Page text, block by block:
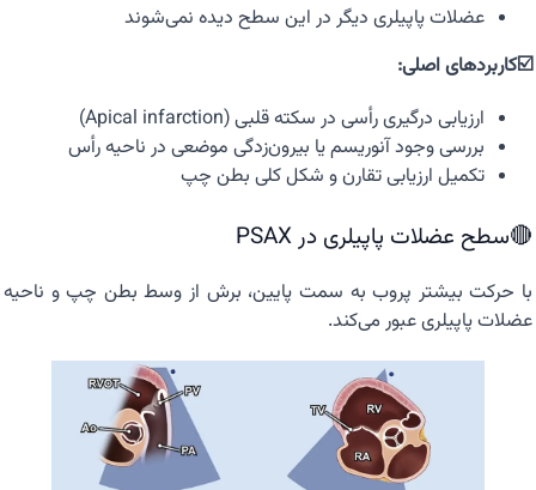
عضلات پاپیلری دیگر در این سطح دیده نمی‌شوند
☑️کاربردهای اصلی:
ارزیابی درگیری رأسی در سکته قلبی (Apical infarction)
بررسی وجود آنوریسم یا بیرون‌زدگی موضعی در ناحیه رأس
تکمیل ارزیابی تقارن و شکل کلی بطن چپ
🔴سطح عضلات پاپیلری در PSAX
با حرکت بیشتر پروب به سمت پایین، برش از وسط بطن چپ و ناحیه
عضلات پاپیلری عبور می‌کند.